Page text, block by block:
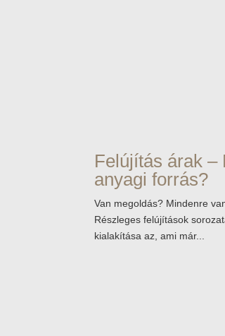
Felújítás árak –
anyagi forrás?
Van megoldás? Mindenre
Részleges felújítások
kialakítása az, ami már...